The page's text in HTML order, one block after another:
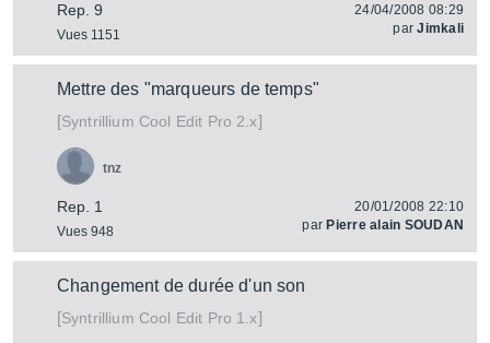
Rep. 9
Vues 1151
24/04/2008 08:29
parJimkali
Mettre des "marqueurs de temps"
[Syntrillium Cool Edit Pro 2.x]
Rep. 1
Vues 948
tnz
20/01/2008 22:10
par Pierre alain SOUDAN
Changement de durée d'un son
[Syntrillium Cool Edit Pro 1.x]